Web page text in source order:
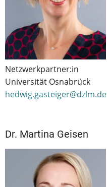
Netzwerkpartner:in
Universität Osnabrück
hedwig.gasteiger@dzlm.de
Dr. Martina Geisen